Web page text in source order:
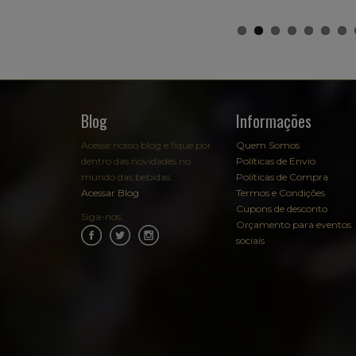
Blog
Acesse nosso blog e fique por
dentro das novidades no
mundo das bebidas:
Acessar Blog
Siga-nos:
Informações
Quem Somos
Políticas de Envio
Políticas de Compra
Termos e Condições
Cupons de desconto
Orçamento para eventos
sociais